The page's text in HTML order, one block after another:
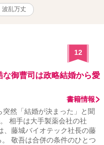
絵もついております。 ※ ム
も投稿させて頂いておりま
回は、★をつけます。 ※ 表
波乱万丈
12
御曹司は政略結婚から愛
書籍情報
然「結婚が決まった」と聞
相手は大手製薬会社の社
、藤城バイオテック社長の藤
敬吾は合併の条件のひとつ